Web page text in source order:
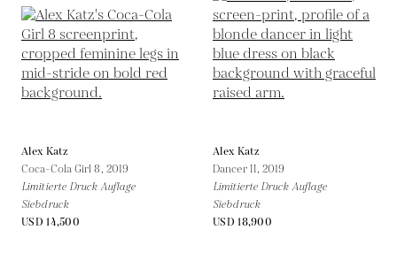
Alex Katz
Coca-Cola Girl 8, 2019
Limitierte Druck Auflage
Siebdruck
USD 14,500
Alex Katz
Dancer II,2019
Limitierte Druck Auflage
Siebdruck
USD 18,900